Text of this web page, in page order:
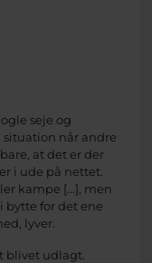
seje og
situation når andre
at det er der
i ude på nettet.
kampe [...], men
bytte for det ene
lyver.
blivet udlagt.